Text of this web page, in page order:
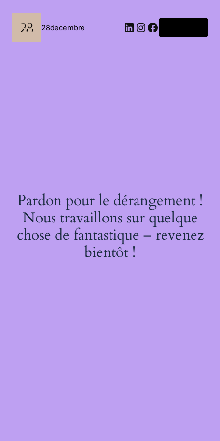
contenu
28decembre LinkedIn
Instagram
Facebook
Pardon pour le dérangement !
Nous travaillons sur quelque
chose de fantastique – revenez
bientôt !